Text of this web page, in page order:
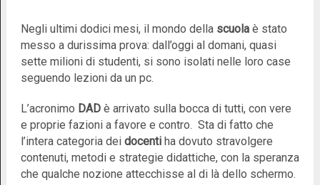
Negli ultimi dodici mesi, il mondo della scuolaè stato
messo a durissima prova: dall’oggi al domani, quasi
sette milioni di studenti, si sono isolati nelle loro case
seguendo lezioni da un pc.
L’acronimo DADè arrivato sulla bocca di tutti, con vere
e proprie fazioni a favore e contro. Sta di fatto che
l’intera categoria dei docentiha dovuto stravolgere
contenuti, metodi e strategie didattiche, con la speranza
che qualche nozione attecchisse al di là dello schermo.